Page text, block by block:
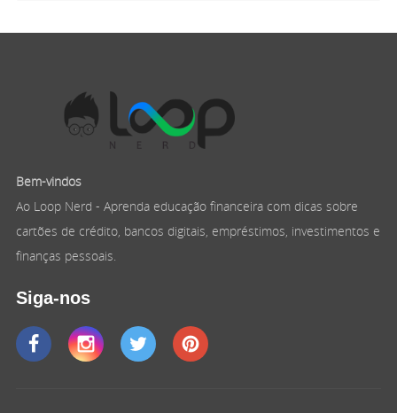
Bem-vindos
Ao Loop Nerd - Aprenda educação financeira com dicas sobre
cartões de crédito, bancos digitais, empréstimos, investimentos e
finanças pessoais.
Siga-nos